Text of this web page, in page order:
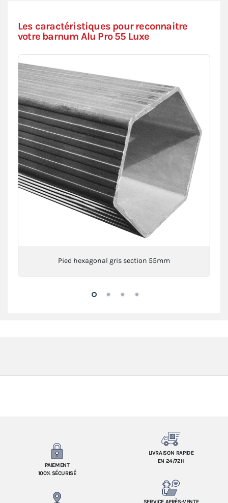
Les caractéristiques pour reconnaitre
votre barnum Alu Pro 55 Luxe
Pied hexagonal gris section 55mm
PAIEMENT
100% SÉCURISÉ
LIVRAISON RAPIDE
EN 24/72H